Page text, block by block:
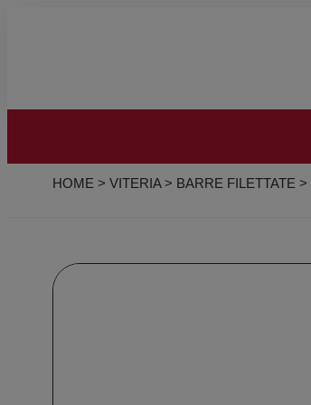
HOME > VITERIA> BARRE FILETTATE >